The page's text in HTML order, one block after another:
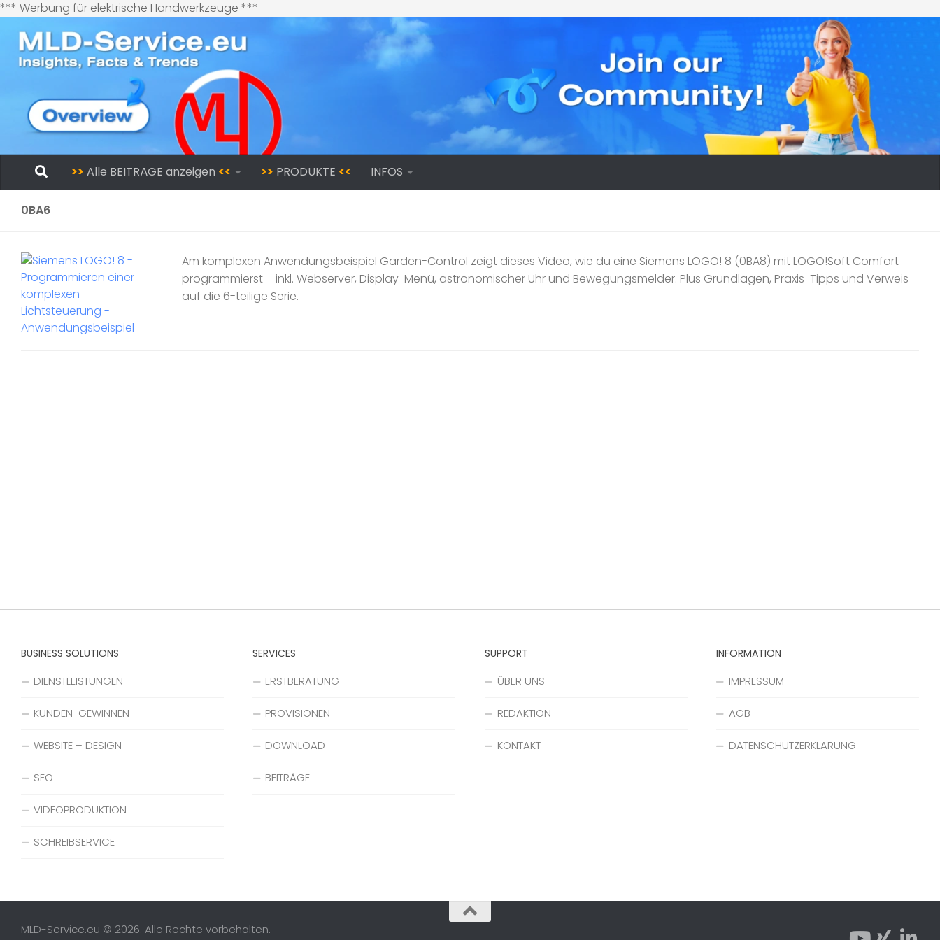
*** Werbung für elektrische Handwerkzeuge ***
Inhalt
springen
Zum Inhalt springen
>> Alle BEITRÄGE anzeigen << >> PRODUKTE << INFOS
0BA6
Am komplexen Anwendungsbeispiel Garden-Control zeigt dieses Video, wie du eine Siemens LOGO! 8 (0BA8) mit LOGO!Soft Comfort
programmierst – inkl. Webserver, Display-Menü, astronomischer Uhr und Bewegungsmelder. Plus Grundlagen, Praxis-Tipps und Verweis
auf die 6-teilige Serie.
BUSINESS SOLUTIONS
DIENSTLEISTUNGEN
KUNDEN-GEWINNEN
WEBSITE – DESIGN
SEO
VIDEOPRODUKTION
SCHREIBSERVICE
SERVICES
ERSTBERATUNG
PROVISIONEN
DOWNLOAD
BEITRÄGE
SUPPORT
ÜBER UNS
REDAKTION
KONTAKT
INFORMATION
IMPRESSUM
AGB
DATENSCHUTZERKLÄRUNG
MLD-Service.eu © 2026. Alle Rechte vorbehalten.